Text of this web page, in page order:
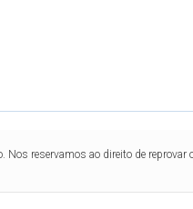
reservamos ao direito de